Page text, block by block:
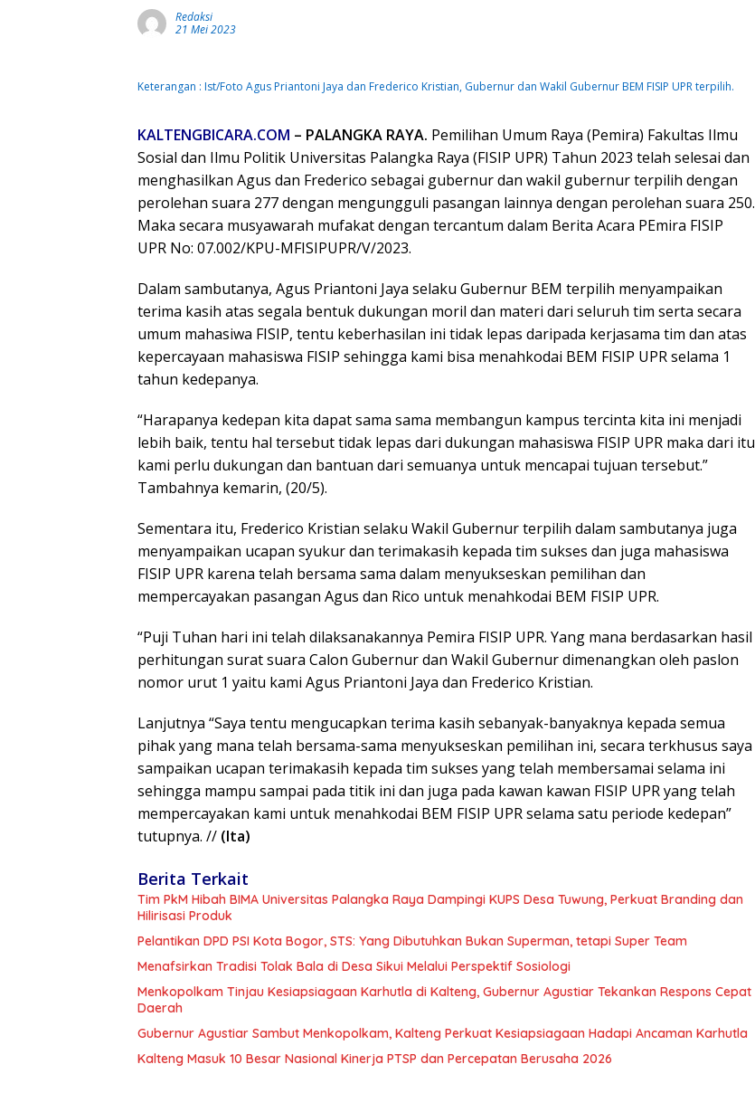
Redaksi
21 Mei 2023
Keterangan : Ist/Foto Agus Priantoni Jaya dan Frederico Kristian, Gubernur dan Wakil Gubernur BEM FISIP UPR terpilih.
KALTENGBICARA.COM – PALANGKA RAYA. Pemilihan Umum Raya (Pemira) Fakultas Ilmu
Sosial dan Ilmu Politik Universitas Palangka Raya (FISIP UPR) Tahun 2023 telah selesai dan
menghasilkan Agus dan Frederico sebagai gubernur dan wakil gubernur terpilih dengan
perolehan suara 277 dengan mengungguli pasangan lainnya dengan perolehan suara 250.
Maka secara musyawarah mufakat dengan tercantum dalam Berita Acara PEmira FISIP
UPR No: 07.002/KPU-MFISIPUPR/V/2023.
Dalam sambutanya, Agus Priantoni Jaya selaku Gubernur BEM terpilih menyampaikan
terima kasih atas segala bentuk dukungan moril dan materi dari seluruh tim serta secara
umum mahasiwa FISIP, tentu keberhasilan ini tidak lepas daripada kerjasama tim dan atas
kepercayaan mahasiswa FISIP sehingga kami bisa menahkodai BEM FISIP UPR selama 1
tahun kedepanya.
“Harapanya kedepan kita dapat sama sama membangun kampus tercinta kita ini menjadi
lebih baik, tentu hal tersebut tidak lepas dari dukungan mahasiswa FISIP UPR maka dari itu
kami perlu dukungan dan bantuan dari semuanya untuk mencapai tujuan tersebut.”
Tambahnya kemarin, (20/5).
Sementara itu, Frederico Kristian selaku Wakil Gubernur terpilih dalam sambutanya juga
menyampaikan ucapan syukur dan terimakasih kepada tim sukses dan juga mahasiswa
FISIP UPR karena telah bersama sama dalam menyukseskan pemilihan dan
mempercayakan pasangan Agus dan Rico untuk menahkodai BEM FISIP UPR.
“Puji Tuhan hari ini telah dilaksanakannya Pemira FISIP UPR. Yang mana berdasarkan hasil
perhitungan surat suara Calon Gubernur dan Wakil Gubernur dimenangkan oleh paslon
nomor urut 1 yaitu kami Agus Priantoni Jaya dan Frederico Kristian.
Lanjutnya “Saya tentu mengucapkan terima kasih sebanyak-banyaknya kepada semua
pihak yang mana telah bersama-sama menyukseskan pemilihan ini, secara terkhusus saya
sampaikan ucapan terimakasih kepada tim sukses yang telah membersamai selama ini
sehingga mampu sampai pada titik ini dan juga pada kawan kawan FISIP UPR yang telah
mempercayakan kami untuk menahkodai BEM FISIP UPR selama satu periode kedepan”
tutupnya. // (Ita)
Berita Terkait
Tim PkM Hibah BIMA Universitas Palangka Raya Dampingi KUPS Desa Tuwung, Perkuat Branding dan
Hilirisasi Produk
Pelantikan DPD PSI Kota Bogor, STS: Yang Dibutuhkan Bukan Superman, tetapi Super Team
Menafsirkan Tradisi Tolak Bala di Desa Sikui Melalui Perspektif Sosiologi
Menkopolkam Tinjau Kesiapsiagaan Karhutla di Kalteng, Gubernur Agustiar Tekankan Respons Cepat
Daerah
Gubernur Agustiar Sambut Menkopolkam, Kalteng Perkuat Kesiapsiagaan Hadapi Ancaman Karhutla
Kalteng Masuk 10 Besar Nasional Kinerja PTSP dan Percepatan Berusaha 2026